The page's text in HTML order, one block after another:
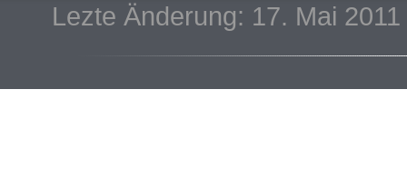
Lezte Änderung: 17. Mai